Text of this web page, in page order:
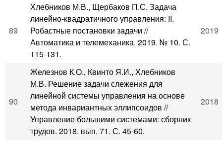
89
Хлебников М.В., Щербаков П.С. Задача
линейно-квадратичного управления: II.
Робастные постановки задачи //
Автоматика и телемеханика. 2019. № 10. С.
115-131.
2019
90
Железнов К.О., Квинто Я.И., Хлебников
М.В. Решение задачи слежения для
линейной системы управления на основе
метода инвариантных эллипсоидов //
Управление большими системами: сборник
трудов. 2018. вып. 71. С. 45-60.
2018